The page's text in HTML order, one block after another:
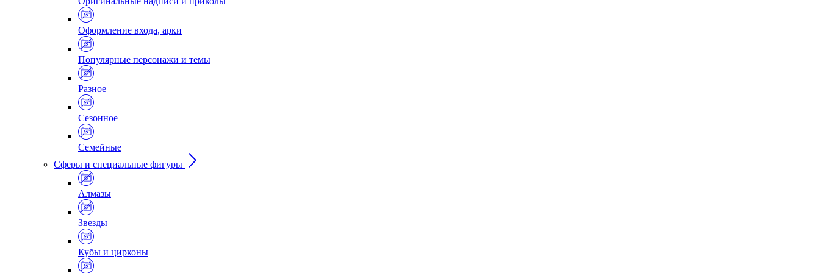
Оформление входа, арки
Популярные персонажи и темы
Разное
Сезонное
Семейные
Сферы и специальные фигуры
Алмазы
Звезды
Кубы и цирконы